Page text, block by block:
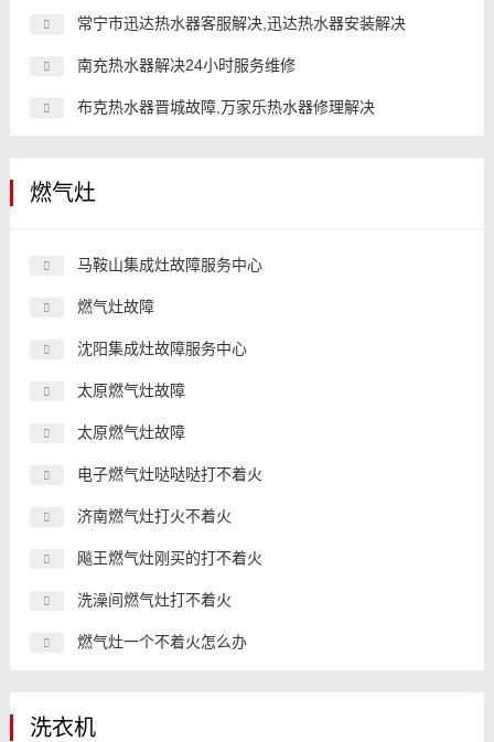
常宁市迅达热水器客服解决,迅达热水器安装解决
南充热水器解决24小时服务维修
布克热水器晋城故障,万家乐热水器修理解决
燃气灶
马鞍山集成灶故障服务中心
燃气灶故障
沈阳集成灶故障服务中心
太原燃气灶故障
太原燃气灶故障
电子燃气灶哒哒哒打不着火
济南燃气灶打火不着火
飚王燃气灶刚买的打不着火
洗澡间燃气灶打不着火
燃气灶一个不着火怎么办
洗衣机